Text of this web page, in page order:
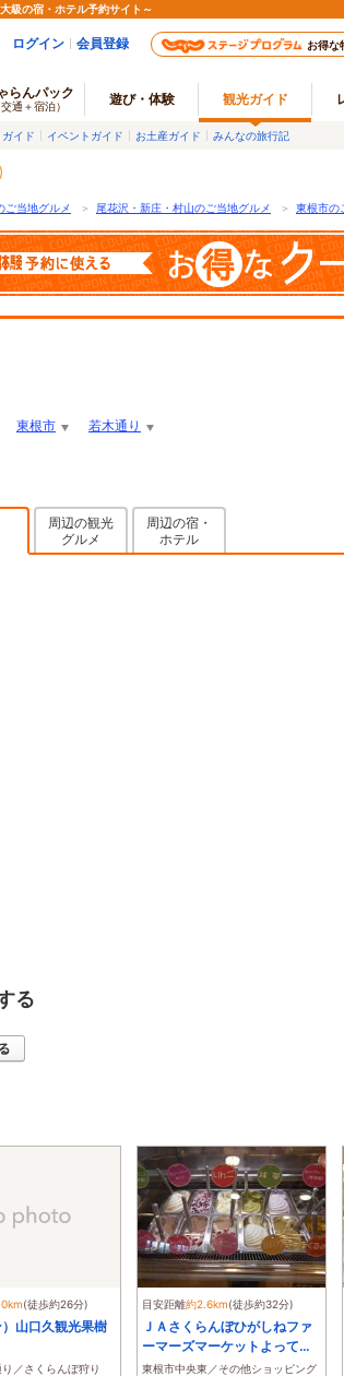
級の宿・ホテル予約サイト～
ログイン 会員登録 お得な
らんパック
通＋宿泊） 遊び・体験 観光ガイド
イド イベントガイド お土産ガイド みんなの旅行記
ご当地グルメ ＞ 尾花沢・新庄・村山のご当地グルメ ＞ 東根市の
東根市 若木通り
周辺の観光
グルメ
周辺の宿・
ホテル
る
(徒歩約26分)
山口久観光果樹
／さくらんぼ狩り
目安距離約2.6km(徒歩約32分)
ＪＡさくらんぼひがしねファ
ーマーズマーケットよってけ
ポポラ
東根市中央東／その他ショッピング